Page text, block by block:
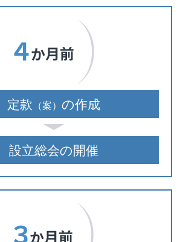
定款 （案） の作成
設立総会の開催